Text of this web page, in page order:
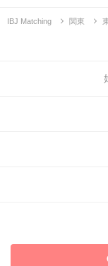
IBJ Matching 関東